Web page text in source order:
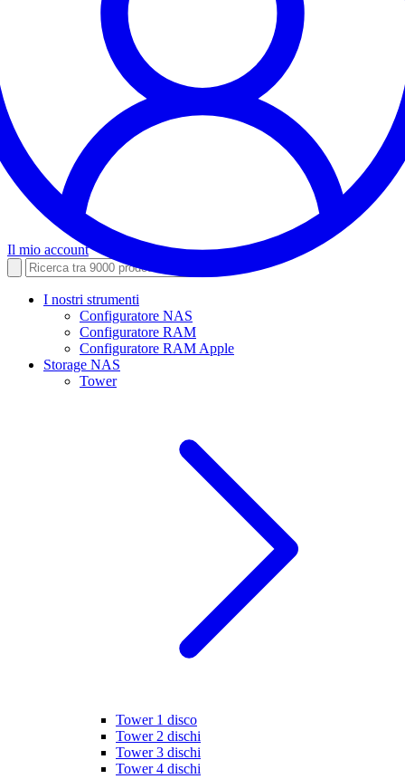
Il mio account
I nostri strumenti
Configuratore NAS
Configuratore RAM
Configuratore RAM Apple
Storage NAS
Tower
Tower 1 disco
Tower 2 dischi
Tower 3 dischi
Tower 4 dischi